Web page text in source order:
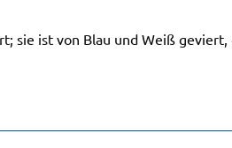
sie ist von Blau und Weiß geviert,